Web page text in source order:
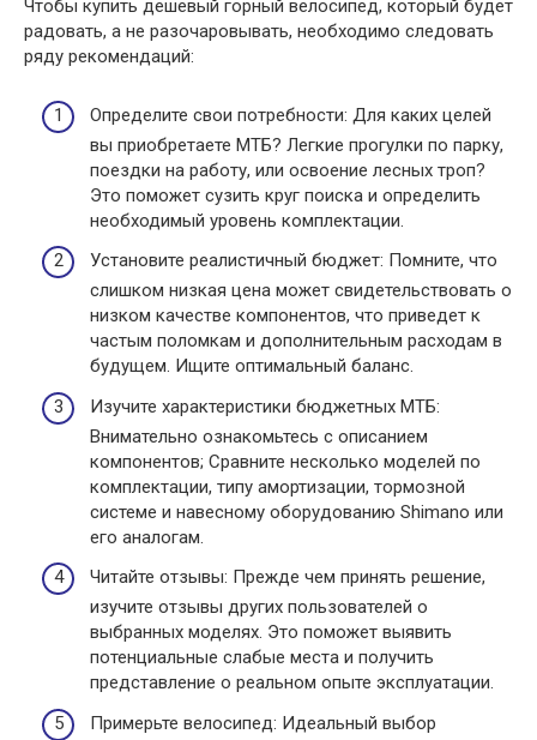
Чтобы купить дешевый горный велосипед, который будет
радовать, а не разочаровывать, необходимо следовать
ряду рекомендаций:
Определите свои потребности: Для каких целей
вы приобретаете МТБ? Легкие прогулки по парку,
поездки на работу, или освоение лесных троп?
Это поможет сузить круг поиска и определить
необходимый уровень комплектации.
Установите реалистичный бюджет: Помните, что
слишком низкая цена может свидетельствовать о
низком качестве компонентов, что приведет к
частым поломкам и дополнительным расходам в
будущем. Ищите оптимальный баланс.
Изучите характеристики бюджетных МТБ:
Внимательно ознакомьтесь с описанием
компонентов; Сравните несколько моделей по
комплектации, типу амортизации, тормозной
системе и навесному оборудованию Shimano или
его аналогам.
Читайте отзывы: Прежде чем принять решение,
изучите отзывы других пользователей о
выбранных моделях. Это поможет выявить
потенциальные слабые места и получить
представление о реальном опыте эксплуатации.
Примерьте велосипед: Идеальный выбор